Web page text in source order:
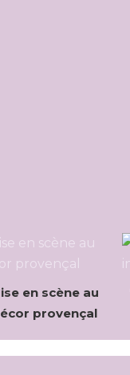
en scène au
provençal